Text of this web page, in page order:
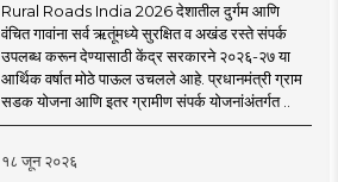
Rural Roads India 2026 देशातील दुर्गम आणि
वंचित गावांना सर्व ऋतूंमध्ये सुरक्षित व अखंड रस्ते संपर्क
उपलब्ध करून देण्यासाठी केंद्र सरकारने २०२६-२७ या
आर्थिक वर्षात मोठे पाऊल उचलले आहे. प्रधानमंत्री ग्राम
सडक योजना आणि इतर ग्रामीण संपर्क योजनांअंतर्गत ..
१८ जून २०२६